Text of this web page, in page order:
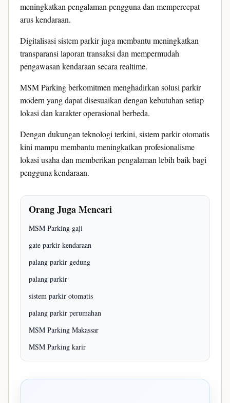
meningkatkan pengalaman pengguna dan mempercepat
arus kendaraan.
Digitalisasi sistem parkir juga membantu meningkatkan
transparansi laporan transaksi dan mempermudah
pengawasan kendaraan secara realtime.
MSM Parking berkomitmen menghadirkan solusi parkir
modern yang dapat disesuaikan dengan kebutuhan setiap
lokasi dan karakter operasional berbeda.
Dengan dukungan teknologi terkini, sistem parkir otomatis
kini mampu membantu meningkatkan profesionalisme
lokasi usaha dan memberikan pengalaman lebih baik bagi
pengguna kendaraan.
Orang Juga Mencari
MSM Parking gaji
gate parkir kendaraan
palang parkir gedung
palang parkir
sistem parkir otomatis
palang parkir perumahan
MSM Parking Makassar
MSM Parking karir